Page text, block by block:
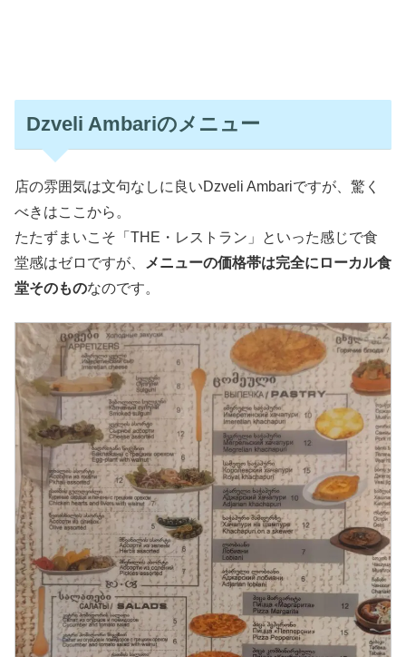
Dzveli Ambariのメニュー
店の雰囲気は文句なしに良いDzveli Ambariですが、驚く
べきはここから。
たたずまいこそ「THE・レストラン」といった感じで食
堂感はゼロですが、
メニューの価格帯は完全にローカル食
堂そのものなのです。